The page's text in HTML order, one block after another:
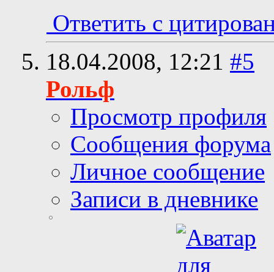
Ответить с
18.04.2008, 12:21 #5
Рольф
Просмотр профиля
Сообщения форума
Личное сообщение
Записи в дневнике